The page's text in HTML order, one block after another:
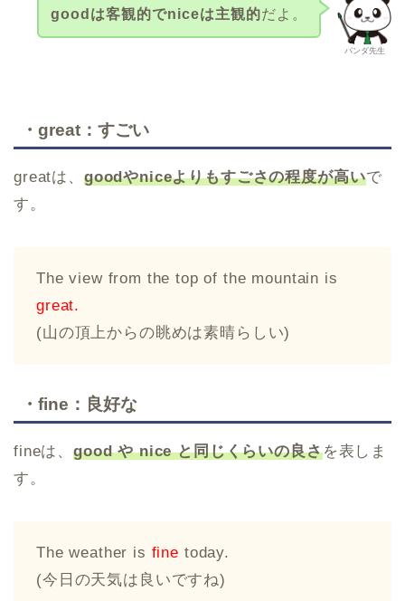
パンダ先生
goodは客観的でniceは主観的だよ。
・great：すごい
greatは、 goodやniceよりもすごさの程度が高いで
す。
The view from the top of the mountain is
great.
(山の頂上からの眺めは素晴らしい)
・fine：良好な
fineは、good や nice と同じくらいの良さを表しま
す。
The weather is fine today.
(今日の天気は良いですね)